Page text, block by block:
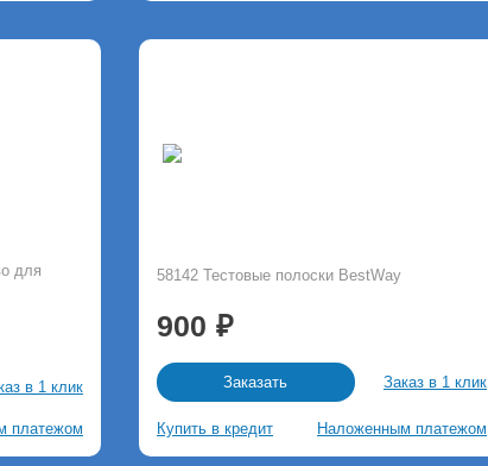
для
в 1 клик
платежом
58142 Тестовые полоски BestWay
900
Заказать Заказ в 1 клик
Купить в кредит Наложенным платежом